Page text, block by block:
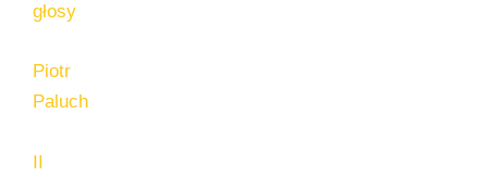
głosy
Piotr
Paluch
II